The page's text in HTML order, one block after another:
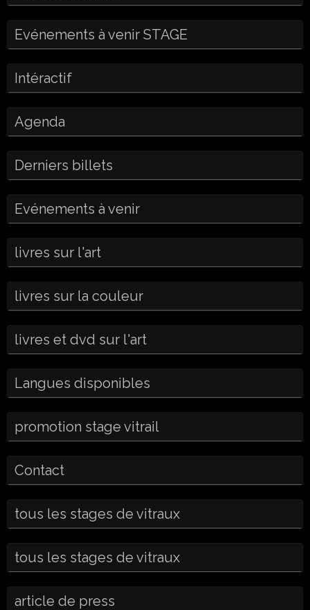
Evénements à venir STAGE
Intéractif
Agenda
Derniers billets
Evénements à venir
livres sur l'art
livres sur la couleur
livres et dvd sur l'art
Langues disponibles
promotion stage vitrail
Contact
tous les stages de vitraux
tous les stages de vitraux
article de press